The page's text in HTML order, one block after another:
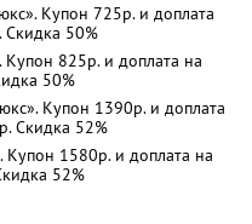
Купон 725р. и доплата
Скидка 50%
825р. и доплата на
50%
Купон 1390р. и доплата
Скидка 52%
1580р. и доплата на
52%